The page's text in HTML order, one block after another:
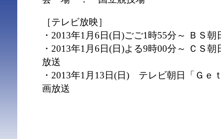
［テレビ放映］
・2013年1月6日(日)ごご1時55分～ ＢＳ
・2013年1月6日(日)よる9時00分～ ＣＳ
放送
・2013年1月13日(日) テレビ朝日「Ｇｅ
画放送